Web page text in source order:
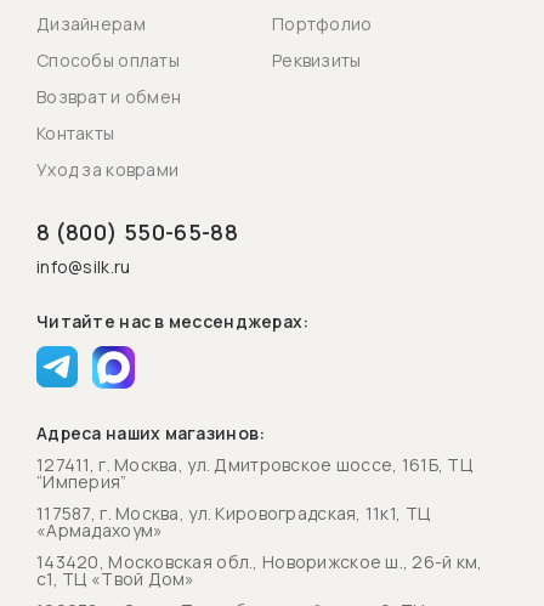
Дизайнерам
Способы оплаты
Возврат и обмен
Контакты
Уход за коврами
Портфолио
Реквизиты
8 (800) 550-65-88
info@silk.ru
Читайте нас в мессенджерах:
Адреса наших магазинов:
127411, г. Москва, ул. Дмитровское шоссе, 161Б, ТЦ
“Империя”
117587, г. Москва, ул. Кировоградская, 11к1, ТЦ
«Армадахоум»
143420, Московская обл., Новорижское ш., 26-й км,
с1, ТЦ «Твой Дом»